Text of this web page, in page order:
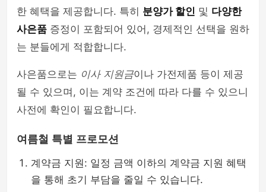
한 혜택을 제공합니다. 특히 분양가 할인 및 다양한
사은품 증정이 포함되어 있어, 경제적인 선택을 원하
는 분들에게 적합합니다.
사은품으로는 이사 지원금이나 가전제품 등이 제공
될 수 있으며, 이는 계약 조건에 따라 다를 수 있으니
사전에 확인이 필요합니다.
여름철 특별 프로모션
계약금 지원: 일정 금액 이하의 계약금 지원 혜택
을 통해 초기 부담을 줄일 수 있습니다.